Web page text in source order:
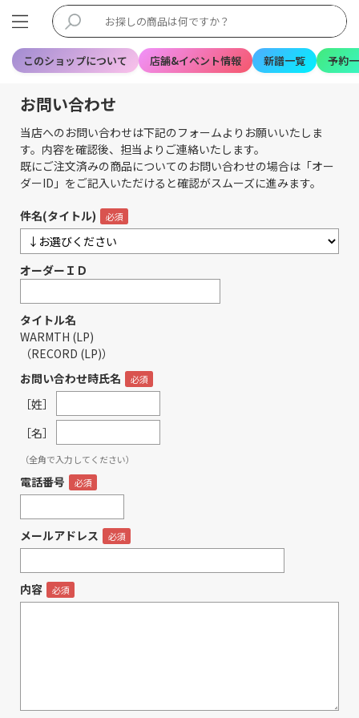
このショップについて 店舗&イベント情報 新譜一覧 予約
お問い合わせ
当店へのお問い合わせは下記のフォームよりお願いいたしま
す。内容を確認後、担当よりご連絡いたします。
既にご注文済みの商品についてのお問い合わせの場合は「オー
ダーID」をご記入いただけると確認がスムーズに進みます。
件名(タイトル)
オーダーＩＤ
タイトル名
WARMTH (LP)
（RECORD (LP)）
お問い合わせ時氏名
［姓］
［名］
（全角で入力してください）
電話番号
メールアドレス
内容